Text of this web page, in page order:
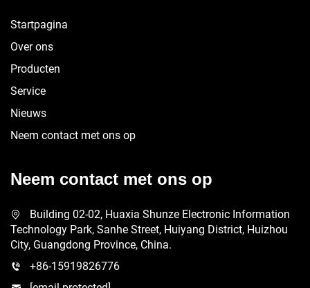
Startpagina
Over ons
Producten
Service
Nieuws
Neem contact met ons op
Neem contact met ons op
Building 02-02, Huaxia Shunze Electronic Information
Technology Park, Sanhe Street, Huiyang District, Huizhou
City, Guangdong Province, China.
+86-15919826776